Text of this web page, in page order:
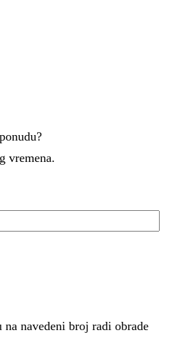
vremena.
navedeni broj radi obrade